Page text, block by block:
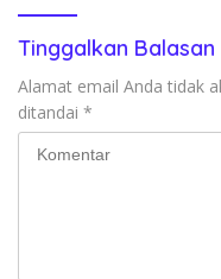
Tinggalkan Balasan
Alamat email Anda tidak
ditandai *